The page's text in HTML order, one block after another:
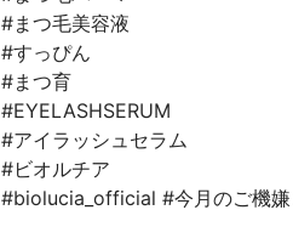
#まつ毛美容液
#すっぴん
#まつ育
#EYELASHSERUM
#アイラッシュセラム
#ビオルチア
#biolucia_official #今月のご機嫌